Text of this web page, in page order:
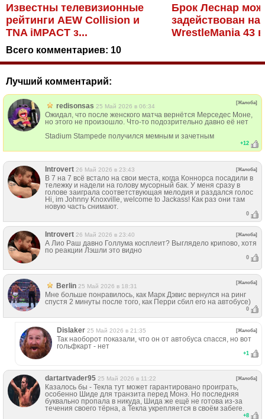
Известны телевизионные
рейтинги AEW Collision и
TNA iMPACT з...
Брок Леснар
задействован на
WrestleMania 43
Всего комментариев: 10
Лучший комментарий:
redisonsas 25 Май 2026 в 06:34
[Жалоба]
Ожидал, что после женского матча вернётся Мерседес Моне,
но этого не произошло. Что-то подозрительно давно её нет
Stadium Stampede получился мемным и зачетным
+12
Introvert 26 Май 2026 в 23:43 [Жалоба]
В 7 на 7 всё встало на свои места, когда Коннорса посадили в
тележку и надели на голову мусорный бак. У меня сразу в
голове заиграла соответствующая мелодия и раздался голос
Hi, im Johnny Knoxville, welcome to Jackass! Как раз они там
новую часть снимают.
0
Introvert 26 Май 2026 в 23:40 [Жалоба]
А Лио Раш давно Голлума косплеит? Выглядело крипово, хотя
по реакции Лэшли это видно
0
Berlin 25 Май 2026 в 18:31
[Жалоба]
Мне больше понравилось, как Марк Дэвис вернулся на ринг
спустя 2 минуты после того, как Перри сбил его на автобусе)
0
Dislaker 25 Май 2026 в 21:35 [Жалоба]
Так наоборот показали, что он от автобуса спасся, но вот
гольфкарт - нет
+1
dartartvader95 25 Май 2026 в 11:22 [Жалоба]
Казалось бы - Текла тут может гарантировано проиграть,
особенно Шиде для транзита перед Монэ. Но последняя
буквально пропала в никуда, Шида же ещё не готова из-за
течения своего тёрна, а Текла укрепляется в своём забеге.
+8